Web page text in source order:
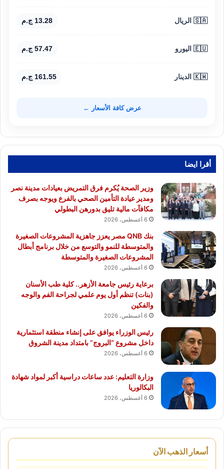
🇸🇦 الريال 13.28 ج.م
🇪🇺 اليورو 57.47 ج.م
🇰🇼 الدينار 161.55 ج.م
عرض كافة الأسعار ←
أقرا ايضا
وزير الصحة يُكرم فرق التمريض بعيادات مدينة نصر
ومدير عيادة التأمين الصحي بالفرع ويوجه بصرف
مكافآت مالية تليق بدورهن البطولي
6 أغسطس، 2026
بنك QNB مصر يعزز جاهزية المشروعات الصغيرة
والمتوسطة للنمو والتوسع من خلال برنامج أبطال
المشروعات الصغيرة والمتوسطة
6 أغسطس، 2026
برعاية رئيس جامعة الأزهر.. كلية طب الأسنان
(بنات) تنظم أول يوم علمي لجراحة الفم والوجه
والفكين
6 أغسطس، 2026
رئيس الوزراء يوافق على إنشاء منطقة استثمارية
داخل مشروع “البروج” بامتداد مدينة الشروق
6 أغسطس، 2026
وزارة التعليم: عدد ساعات دراسية أكبر لمواد شهادة
البكالوريا
6 أغسطس، 2026
أسعار الذهب الآن